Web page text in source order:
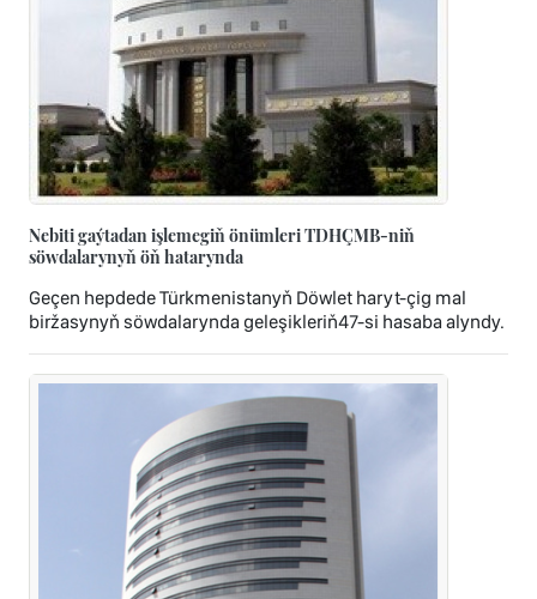
Nebiti gaýtadan işlemegiň önümleri TDHÇMB-niň
söwdalarynyň öň hatarynda
Geçen hepdede Türkmenistanyň Döwlet haryt-çig mal
biržasynyň söwdalarynda geleşikleriň47-si hasaba alyndy.